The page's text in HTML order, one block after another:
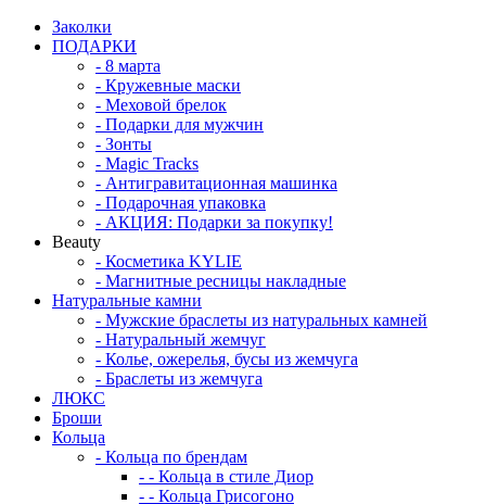
Заколки
ПОДАРКИ
- 8 марта
- Кружевные маски
- Меховой брелок
- Подарки для мужчин
- Зонты
- Magic Tracks
- Антигравитационная машинка
- Подарочная упаковка
- АКЦИЯ: Подарки за покупку!
Beauty
- Косметика KYLIE
- Магнитные ресницы накладные
Натуральные камни
- Мужские браслеты из натуральных камней
- Натуральный жемчуг
- Колье, ожерелья, бусы из жемчуга
- Браслеты из жемчуга
ЛЮКС
Броши
Кольца
- Кольца по брендам
- - Кольца в стиле Диор
- - Кольца Грисогоно